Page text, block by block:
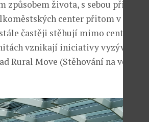
života, s sebou přináší
center přitom v tomto
častěji stěhují mimo centra a do
vznikají iniciativy vyzývající ke
Rural Move (Stěhování na venkov)